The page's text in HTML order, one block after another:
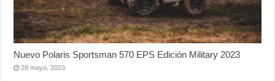
Nuevo Polaris Sportsman 570 EPS Edición Military 2023
28 mayo, 2023